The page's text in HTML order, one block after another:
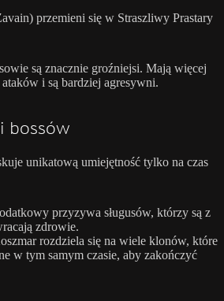
przemieni się w Straszliwy Prastary
są znacznie groźniejsi. Mają więcej
i są bardziej agresywni.
bossów
unikatową umiejętność tylko na czas
przyzywa sługusów, którzy są z
zdrowie.
rozdziela się na wiele klonów, które
w tym samym czasie, aby zakończyć